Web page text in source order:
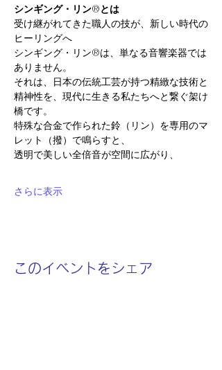
シンギング・リン®︎とは
受け継がれてきた職人の技が、新しい時代の
ヒーリングへ
シンギング・リン®︎は、単なる音響楽器では
ありません。
それは、日本の伝統工芸が持つ精緻な技術と
精神性を、現代に生きる私たちへと繋ぐ架け
橋です。
特殊な合金で作られた鈴（リン）を専用のマ
レット（撥）で鳴らすと、
透明で美しい全倍音が空間に広がり、
さらに表示
このイベントをシェア